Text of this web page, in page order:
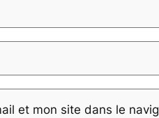
et mon site dans le